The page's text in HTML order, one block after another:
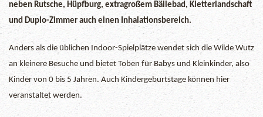
neben Rutsche, Hüpfburg, extragroßem Bällebad, Kletterlandschaft
und Duplo-Zimmer auch einen Inhalationsbereich.
Anders als die üblichen Indoor-Spielplätze wendet sich die Wilde Wutz
an kleinere Besuche und bietet Toben für Babys und Kleinkinder, also
Kinder von 0 bis 5 Jahren. Auch Kindergeburtstage können hier
veranstaltet werden.